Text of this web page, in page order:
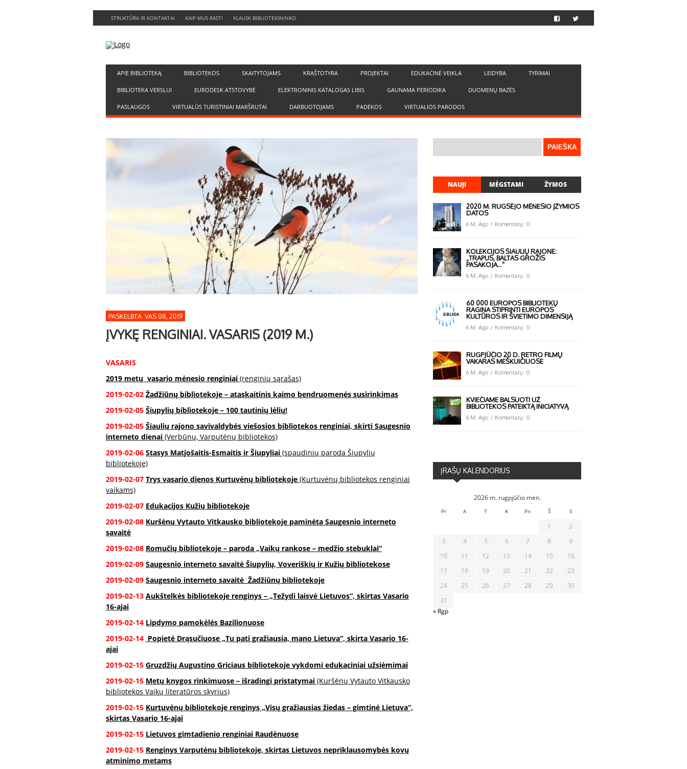
STRUKTŪRA IR KONTAKTAI KAIP MUS RASTI KLAUSK BIBLIOTEKININKO
APIE BIBLIOTEKĄ BIBLIOTEKOS SKAITYTOJAMS KRAŠTOTYRA PROJEKTAI EDUKACINĖ VEIKLA LEIDYBA TYRIMAI
BIBLIOTEKA VERSLUI EURODESK ATSTOVYBĖ ELEKTRONINIS KATALOGAS LIBIS GAUNAMA PERIODIKA DUOMENŲ BAZĖS
PASLAUGOS VIRTUALŪS TURISTINIAI MARŠRUTAI DARBUOTOJAMS PADĖKOS VIRTUALIOS PARODOS
PASKELBTA VAS 08, 2019
ĮVYKĘ RENGINIAI. VASARIS (2019 M.)
VASARIS
2019 metų vasario mėnesio renginiai (renginių sąrašas)
2019-02-02 Žadžiūnų bibliotekoje – ataskaitinis kaimo bendruomenės susirinkimas
2019-02-05 Šiupylių bibliotekoje – 100 tautinių lėlių!
2019-02-05 Šiaulių rajono savivaldybės viešosios bibliotekos renginiai, skirti Saugesnio
interneto dienai (Verbūnų, Varputėnų bibliotekos)
2019-02-06 Stasys Matjošaitis-Esmaitis ir Šiupyliai (spaudinių paroda Šiupylių
bibliotekoje)
2019-02-07 Trys vasario dienos Kurtuvėnų bibliotekoje (Kurtuvėnų bibliotekos renginiai
vaikams)
2019-02-07 Edukacijos Kužių bibliotekoje
2019-02-08 Kuršėnų Vytauto Vitkausko bibliotekoje paminėta Saugesnio interneto
savaitė
2019-02-08 Romučių bibliotekoje – paroda „Vaikų rankose – medžio stebuklai“
2019-02-09 Saugesnio interneto savaitė Šiupylių, Voveriškių ir Kužių bibliotekose
2019-02-09 Saugesnio interneto savaitė Žadžiūnų bibliotekoje
2019-02-13 Aukštelkės bibliotekoje renginys – „Težydi laisvė Lietuvos“, skirtas Vasario
16-ajai
2019-02-14 Lipdymo pamokėlės Bazilionuose
2019-02-14 Popietė Drąsučiuose „Tu pati gražiausia, mano Lietuva“, skirta Vasario 16-
ajai
2019-02-15 Gruzdžių Augustino Griciaus bibliotekoje vykdomi edukaciniai užsiėmimai
2019-02-15 Metų knygos rinkimuose – išradingi pristatymai (Kuršėnų Vytauto Vitkausko
bibliotekos Vaikų literatūros skyrius)
2019-02-15 Kurtuvėnų bibliotekoje renginys „Visų gražiausias žiedas – gimtinė Lietuva“,
skirtas Vasario 16-ajai
2019-02-15 Lietuvos gimtadienio renginiai Raudėnuose
2019-02-15 Renginys Varputėnų bibliotekoje, skirtas Lietuvos nepriklausomybės kovų
atminimo metams
NAUJI MĖGSTAMI ŽYMOS
2020 M. RUGSĖJO MĖNESIO ĮŽYMIOS
DATOS
6 M. Ago / Komentarų: 0
KOLEKCIJOS ŠIAULIŲ RAJONE:
„TRAPUS, BALTAS GROŽIS
PASAKOJA…“
6 M. Ago / Komentarų: 0
60 000 EUROPOS BIBLIOTEKŲ
RAGINA STIPRINTI EUROPOS
KULTŪROS IR ŠVIETIMO DIMENSIJĄ
6 M. Ago / Komentarų: 0
RUGPJŪČIO 20 D. RETRO FILMŲ
VAKARAS MEŠKUIČIUOSE
6 M. Ago / Komentarų: 0
KVIEČIAME BALSUOTI UŽ
BIBLIOTEKOS PATEIKTĄ INICIATYVĄ
6 M. Ago / Komentarų: 0
ĮRAŠŲ KALENDORIUS
2026 m. rugpjūčio mėn.
Pr A T K Pn Š S
1
2
3
4 5 6 7 8
9
10
11 12 13 14 15
16
17
18 19 20 21 22
23
24
25 26 27 28 29
30
31
« Rgp